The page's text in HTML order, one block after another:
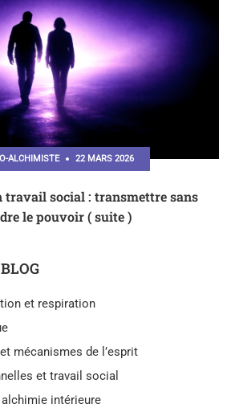
ALCHIMISTE 22 MARS 2026
travail social : transmettre sans
le pouvoir ( suite )
et respiration
mécanismes de l’esprit
et travail social
intérieure